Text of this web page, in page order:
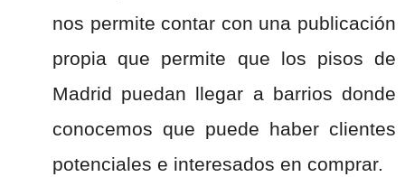
nos permite contar con una publicación
propia que permite que los pisos de
Madrid puedan llegar a barrios donde
conocemos que puede haber clientes
potenciales e interesados en comprar.